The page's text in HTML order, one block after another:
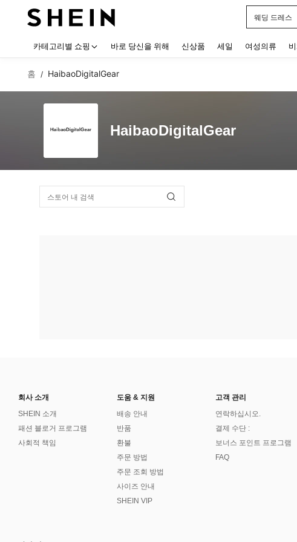
웨딩 드레스
카테고리별 쇼핑 바로 당신을 위해 신상품 세일 여성의류
홈 / HaibaoDigitalGear
HaibaoDigitalGear
회사 소개
SHEIN 소개
패션 블로거 프로그램
사회적 책임
도움 & 지원
배송 안내
반품
환불
주문 방법
주문 조회 방법
사이즈 안내
SHEIN VIP
고객 관리
연락하십시오.
결제 수단 :
보너스 포인트 프로그램
FAQ